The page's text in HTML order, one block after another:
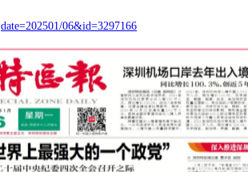
date=202501/06&id=3297166